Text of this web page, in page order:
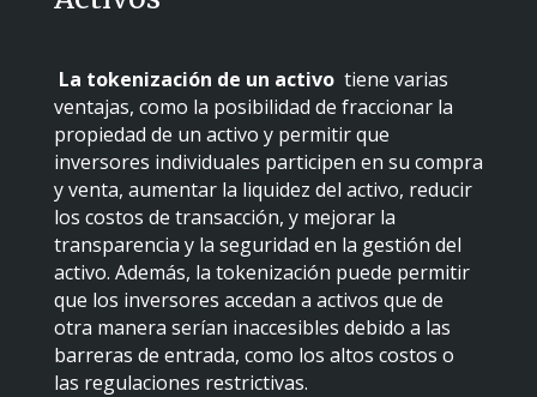
La tokenización de un activotiene varias
ventajas, como la posibilidad de fraccionar la
propiedad de un activo y permitir que
inversores individuales participen en su compra
y venta, aumentar la liquidez del activo, reducir
los costos de transacción, y mejorar la
transparencia y la seguridad en la gestión del
activo. Además, la tokenización puede permitir
que los inversores accedan a activos que de
otra manera serían inaccesibles debido a las
barreras de entrada, como los altos costos o
las regulaciones restrictivas.